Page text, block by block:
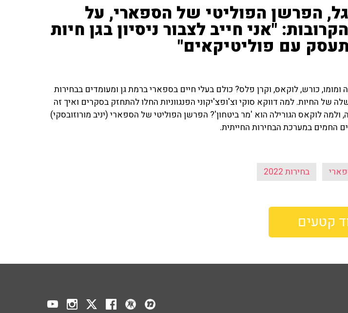
הפרשן הפוליטי של הספארי, על
"אני חייב לצבור ניסיון בגן חיות
עם פוליטיקאים"
ומומו, כורש, לוקאס, וקרן פלס? כולם בעלי חיים בספארי ברמת גן ומעומדים בבחירות
של החיות. למה דווקא סוקי וצ'ופצ'יקוני הפנגווניות החלו להתחזק בסקרים ואיך זה
ולמה לוקאס הגורילה הוא 'מר ביטחון'? הפרשן הפוליטי של הספארי (יניב מורוזובסקי)
החמים במערכת הבחירות החייתית.
בחירות 2022
קטעים